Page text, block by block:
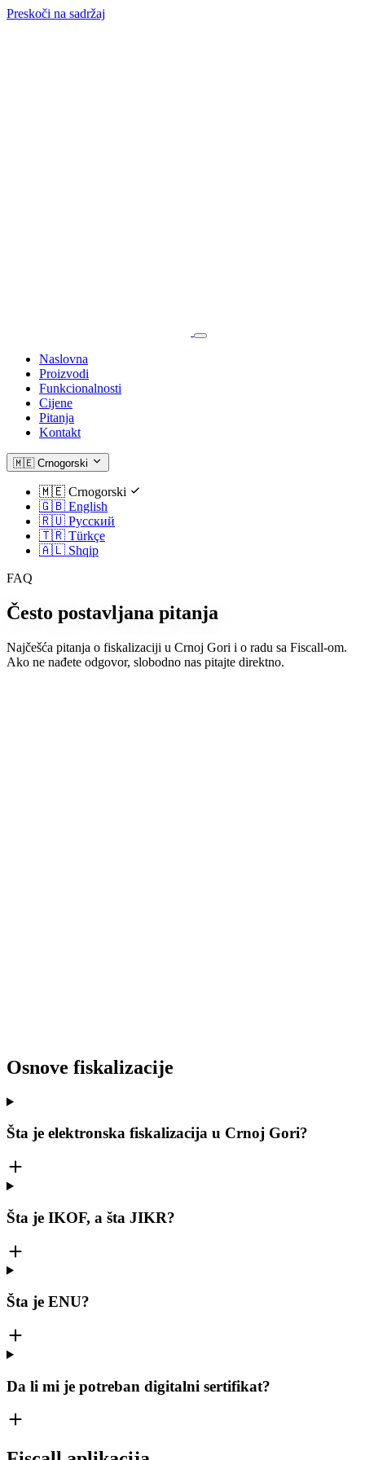
Preskoči na sadržaj
Naslovna
Proizvodi
Funkcionalnosti
Cijene
Pitanja
Kontakt
🇲🇪 Crnogorski
🇲🇪 Crnogorski
🇬🇧 English
🇷🇺 Русский
🇹🇷 Türkçe
🇦🇱 Shqip
FAQ
Često postavljana pitanja
Najčešća pitanja o fiskalizaciji u Crnoj Gori i o radu sa Fiscall-om.
Ako ne nađete odgovor, slobodno nas pitajte direktno.
Osnove fiskalizacije
Šta je elektronska fiskalizacija u Crnoj Gori?
Šta je IKOF, a šta JIKR?
Šta je ENU?
Da li mi je potreban digitalni sertifikat?